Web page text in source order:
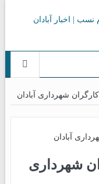
شهرداری آبادان
شهرداری